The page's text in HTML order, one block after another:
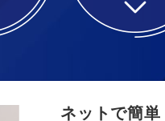
ネットで簡